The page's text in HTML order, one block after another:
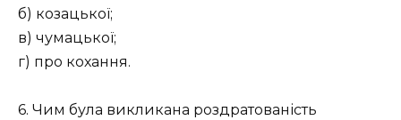
б) козацької;
в) чумацької;
г) про кохання.
6. Чим була викликана роздратованість